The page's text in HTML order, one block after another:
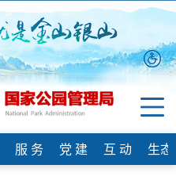
服 务 党 建 互 动
生